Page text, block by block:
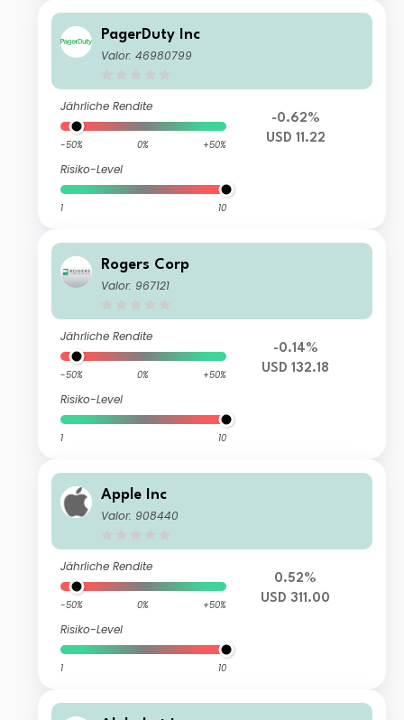
PagerDuty Inc
Valor: 46980799
Jährliche Rendite
-50% 0% +50%
Risiko-Level
1 10
-0.62%
USD 11.22
Rogers Corp
Valor: 967121
Jährliche Rendite
-50% 0% +50%
Risiko-Level
1 10
-0.14%
USD 132.18
Apple Inc
Valor: 908440
Jährliche Rendite
-50% 0% +50%
Risiko-Level
1 10
0.52%
USD 311.00